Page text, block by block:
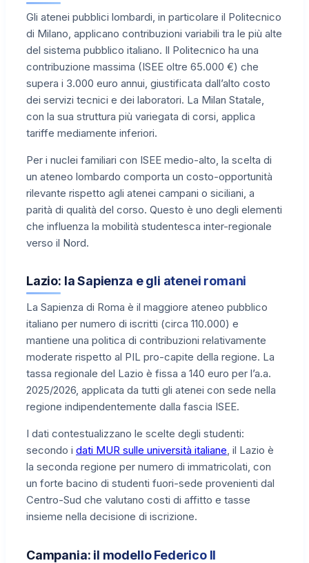
Gli atenei pubblici lombardi, in particolare il Politecnico
di Milano, applicano contribuzioni variabili tra le più alte
del sistema pubblico italiano. Il Politecnico ha una
contribuzione massima (ISEE oltre 65.000 €) che
supera i 3.000 euro annui, giustificata dall’alto costo
dei servizi tecnici e dei laboratori. La Milan Statale,
con la sua struttura più variegata di corsi, applica
tariffe mediamente inferiori.
Per i nuclei familiari con ISEE medio-alto, la scelta di
un ateneo lombardo comporta un costo-opportunità
rilevante rispetto agli atenei campani o siciliani, a
parità di qualità del corso. Questo è uno degli elementi
che influenza la mobilità studentesca inter-regionale
verso il Nord.
Lazio: la Sapienza e gli atenei romani
La Sapienza di Roma è il maggiore ateneo pubblico
italiano per numero di iscritti (circa 110.000) e
mantiene una politica di contribuzioni relativamente
moderate rispetto al PIL pro-capite della regione. La
tassa regionale del Lazio è fissa a 140 euro per l’a.a.
2025/2026, applicata da tutti gli atenei con sede nella
regione indipendentemente dalla fascia ISEE.
I dati contestualizzano le scelte degli studenti:
secondo i dati MUR sulle università italiane, il Lazio è
la seconda regione per numero di immatricolati, con
un forte bacino di studenti fuori-sede provenienti dal
Centro-Sud che valutano costi di affitto e tasse
insieme nella decisione di iscrizione.
Campania: il modello Federico II